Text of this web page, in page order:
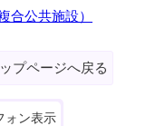
合公共施設）
ップページへ戻る
ォン表示